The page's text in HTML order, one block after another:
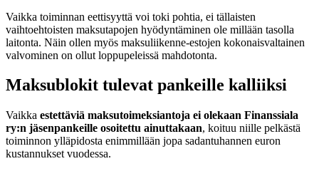
Vaikka toiminnan eettisyyttä voi toki pohtia, ei tällaisten
vaihtoehtoisten maksutapojen hyödyntäminen ole millään tasolla
laitonta. Näin ollen myös maksuliikenne-estojen kokonaisvaltainen
valvominen on ollut loppupeleissä mahdotonta.
Maksublokit tulevat pankeille kalliiksi
Vaikka estettäviä maksutoimeksiantoja ei olekaan Finanssiala
ry:n jäsenpankeille osoitettu ainuttakaan, koituu niille pelkästä
toiminnon ylläpidosta enimmillään jopa sadantuhannen euron
kustannukset vuodessa.